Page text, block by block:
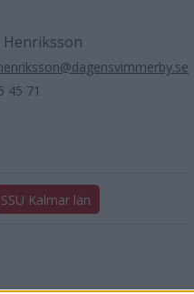
Henriksson
45 71
SSU Kalmar län